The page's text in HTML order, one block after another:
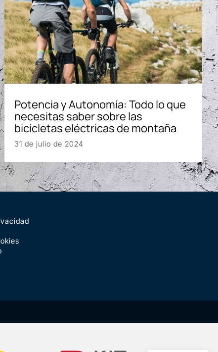
Potencia y Autonomía: Todo lo que
necesitas saber sobre las
bicicletas eléctricas de montaña
31 de julio de 2024